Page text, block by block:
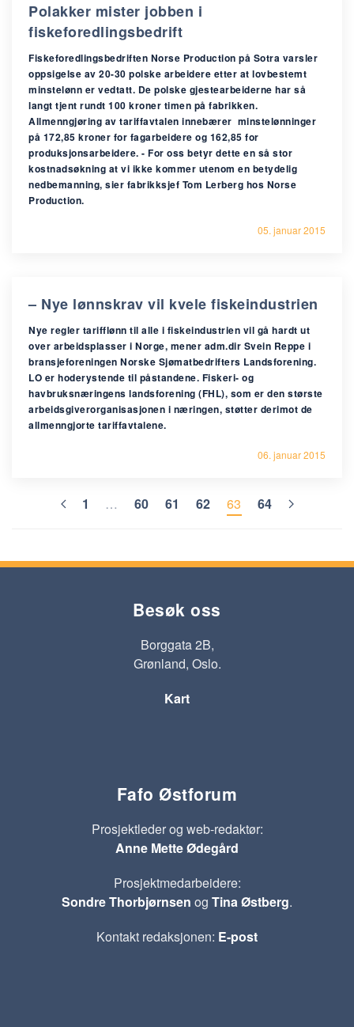
Polakker mister jobben i
fiskeforedlingsbedrift
Fiskeforedlingsbedriften Norse Production på Sotra varsler
oppsigelse av 20-30 polske arbeidere etter at lovbestemt
minstelønn er vedtatt. De polske gjestearbeiderne har så
langt tjent rundt 100 kroner timen på fabrikken.
Allmenngjøring av tariffavtalen innebærer minstelønninger
på 172,85 kroner for fagarbeidere og 162,85 for
produksjonsarbeidere. - For oss betyr dette en så stor
kostnadsøkning at vi ikke kommer utenom en betydelig
nedbemanning, sier fabrikksjef Tom Lerberg hos Norse
Production.
05. januar 2015
– Nye lønnskrav vil kvele fiskeindustrien
Nye regler tarifflønn til alle i fiskeindustrien vil gå hardt ut
over arbeidsplasser i Norge, mener adm.dir Svein Reppe i
bransjeforeningen Norske Sjømatbedrifters Landsforening.
LO er hoderystende til påstandene. Fiskeri- og
havbruksnæringens landsforening (FHL), som er den største
arbeidsgiverorganisasjonen i næringen, støtter derimot de
allmenngjorte tariffavtalene.
06. januar 2015
1 … 60 61 62 63 64
Besøk oss
Borggata 2B,
Grønland, Oslo.
Kart
Fafo Østforum
Prosjektleder og web-redaktør:
Anne Mette Ødegård
Prosjektmedarbeidere:
Sondre Thorbjørnsen og Tina Østberg.
Kontakt redaksjonen: E-post